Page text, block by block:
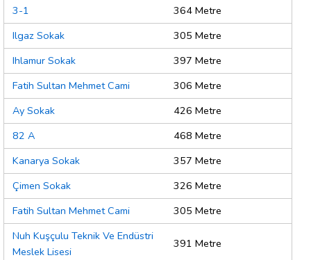
3-1
364 Metre
Ilgaz Sokak
305 Metre
Ihlamur Sokak
397 Metre
Fatih Sultan Mehmet Cami
306 Metre
Ay Sokak
426 Metre
82 A
468 Metre
Kanarya Sokak
357 Metre
Çimen Sokak
326 Metre
Fatih Sultan Mehmet Cami
305 Metre
Nuh Kuşçulu Teknik Ve Endüstri
Meslek Lisesi
391 Metre